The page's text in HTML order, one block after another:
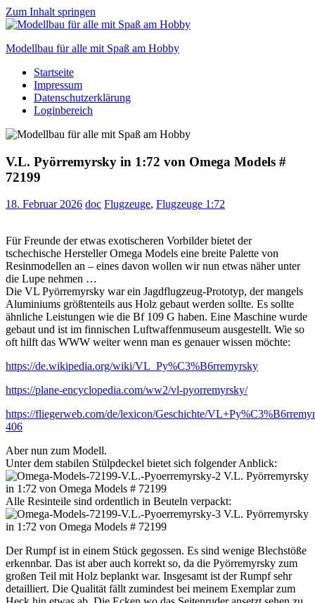
Zum Inhalt springen
Modellbau für alle mit Spaß am Hobby
Scale
modelling
to
Startseite
Impressum
Datenschutzerklärung
Loginbereich
V.L. Pyörremyrsky in 1:72 von Omega Models #
72199
18. Februar 2026 doc Flugzeuge, Flugzeuge 1:72
Für Freunde der etwas exotischeren Vorbilder bietet der
tschechische Hersteller Omega Models eine breite Palette von
Resinmodellen an – eines davon wollen wir nun etwas näher unter
die Lupe nehmen …
Die VL Pyörremyrsky war ein Jagdflugzeug-Prototyp, der mangels
Aluminiums größtenteils aus Holz gebaut werden sollte. Es sollte
ähnliche Leistungen wie die Bf 109 G haben. Eine Maschine wurde
gebaut und ist im finnischen Luftwaffenmuseum ausgestellt. Wie so
oft hilft das WWW weiter wenn man es genauer wissen möchte:
https://de.wikipedia.org/wiki/VL_Py%C3%B6rremyrsky
https://plane-encyclopedia.com/ww2/vl-pyorremyrsky/
https://fliegerweb.com/de/lexicon/Geschichte/
406
Aber nun zum Modell.
Unter dem stabilen Stülpdeckel bietet sich folgender Anblick:
Alle Resinteile sind ordentlich in Beuteln verpackt:
Der Rumpf ist in einem Stück gegossen. Es sind wenige Blechstöße
erkennbar. Das ist aber auch korrekt so, da die Pyörremyrsky zum
großen Teil mit Holz beplankt war. Insgesamt ist der Rumpf sehr
detailliert. Die Qualität fällt zumindest bei meinem Exemplar zum